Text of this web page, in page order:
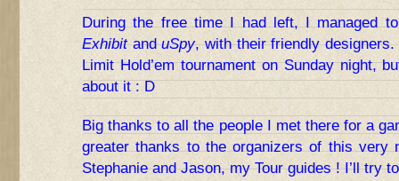
During the free time I had left, I managed
ExhibitanduSpy, with their friendly
Limit Hold’em tournament on Sunday night,
about it : D
Big thanks to all the people I met there for a
greater thanks to the organizers of this very
Stephanie and Jason, my Tour guides ! I’ll try